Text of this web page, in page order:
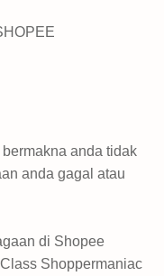
anda tidak
anda gagal atau
di Shopee
Shoppermaniac